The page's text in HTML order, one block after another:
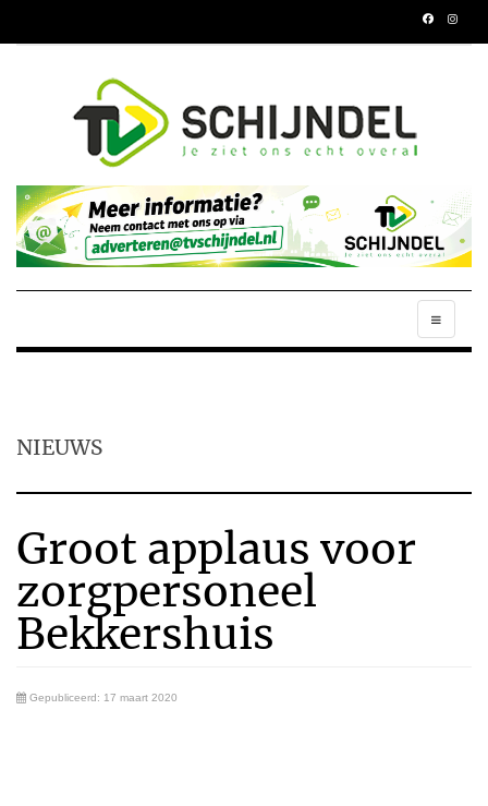
NIEUWS
Groot applaus voor
zorgpersoneel
Bekkershuis
Gepubliceerd: 17 maart 2020